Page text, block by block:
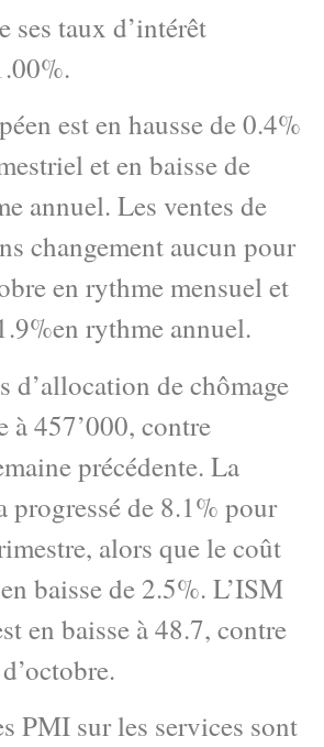
ses taux d’intérêt
est en hausse de 0.4%
et en baisse de
annuel. Les ventes de
changement aucun pour
en rythme mensuel et
rythme annuel.
d’allocation de chômage
à 457’000, contre
précédente. La
de 8.1% pour
alors que le coût
baisse de 2.5%. L’ISM
en baisse à 48.7, contre
PMI sur les services sont